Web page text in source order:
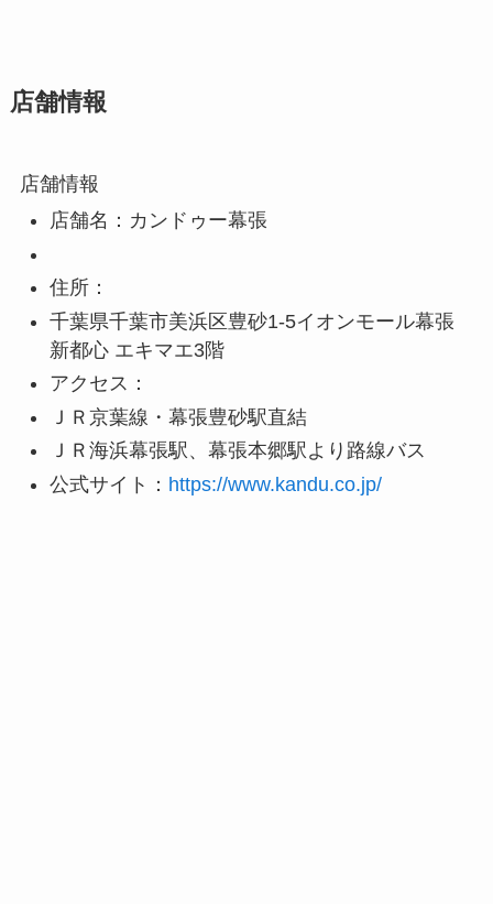
店舗情報
店舗情報
店舗名：カンドゥー幕張
住所：
千葉県千葉市美浜区豊砂1-5イオンモール幕張
新都心 エキマエ3階
アクセス：
ＪＲ京葉線・幕張豊砂駅直結
ＪＲ海浜幕張駅、幕張本郷駅より路線バス
公式サイト： https://www.kandu.co.jp/